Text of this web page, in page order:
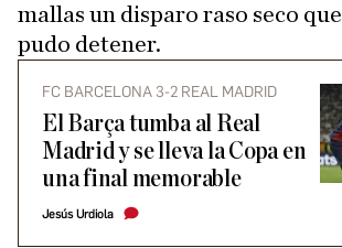
mallas un disparo raso seco que
pudo detener.
FC BARCELONA 3-2 REAL MADRID
El Barça tumba al Real
Madrid y se lleva la Copa en
una final memorable
Jesús Urdiola